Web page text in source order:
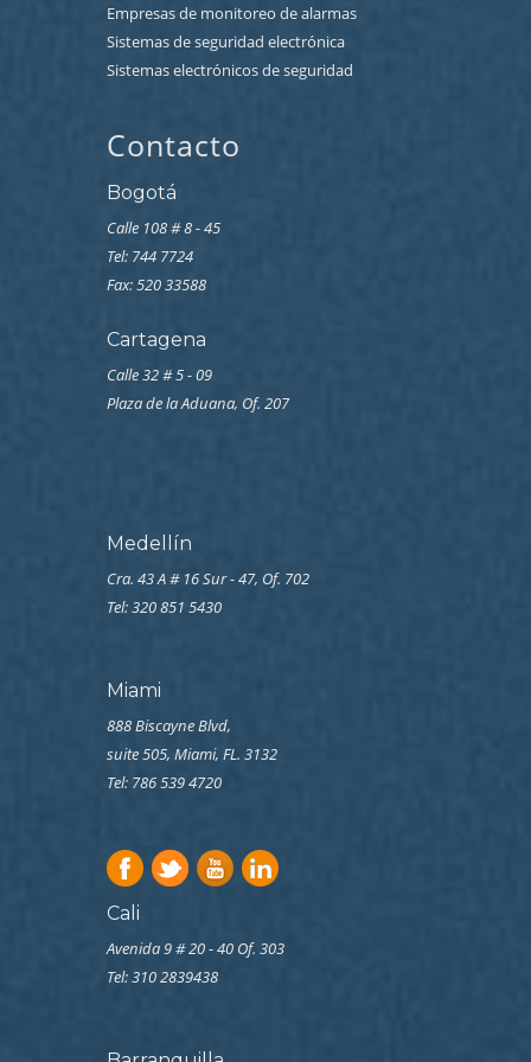
Empresas de monitoreo de alarmas
Sistemas de seguridad electrónica
Sistemas electrónicos de seguridad
Contacto
Bogotá
Calle 108 # 8 - 45
Tel: 744 7724
Fax: 520 33588
Cartagena
Calle 32 # 5 - 09
Plaza de la Aduana, Of. 207
Medellín
Cra. 43 A # 16 Sur - 47, Of. 702
Tel: 320 851 5430
Miami
888 Biscayne Blvd,
suite 505, Miami, FL. 3132
Tel: 786 539 4720
Cali
Avenida 9 # 20 - 40 Of. 303
Tel:310 2839438